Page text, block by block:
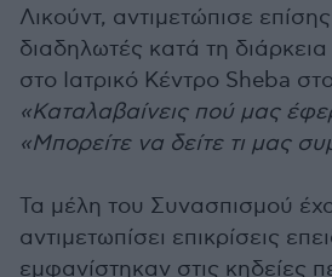
Λικούντ, αντιμετώπισε
διαδηλωτές κατά τη
στο Ιατρικό Κέντρο Sheba
«Καταλαβαίνεις πού μας
«Μπορείτε να δείτε τι μας
Τα μέλη του Συνασπισμού
αντιμετωπίσει επικρίσεις
εμφανίστηκαν στις κηδείες